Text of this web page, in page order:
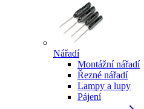
Nářadí
Montážní nářadí
Řezné nářadí
Lampy a lupy
Pájení